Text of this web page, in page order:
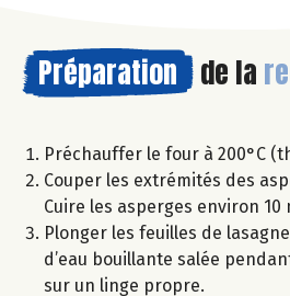
Préparation de la
Préchauffer le four à 200°C
Couper les extrémités des
Cuire les asperges environ 10
Plonger les feuilles de
d’eau bouillante salée
sur un linge propre.